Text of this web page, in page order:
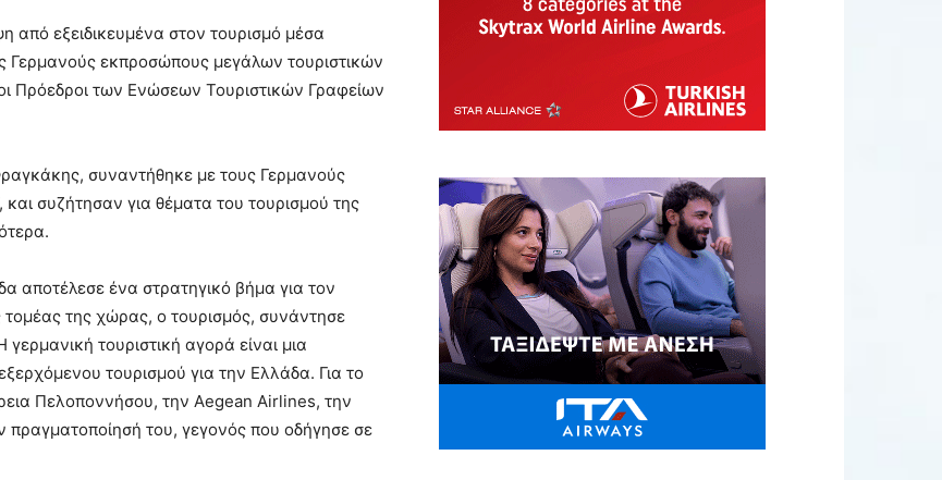
από εξειδικευμένα στον τουρισμό μέσα
Γερμανούς εκπροσώπους μεγάλων τουριστικών
Πρόεδροι των Ενώσεων Τουριστικών Γραφείων
συναντήθηκε με τους Γερμανούς
συζήτησαν για θέματα του τουρισμού της
αποτέλεσε ένα στρατηγικό βήμα για τον
τομέας της χώρας, ο τουρισμός, συνάντησε
τουριστική αγορά είναι μια
τουρισμού για την Ελλάδα. Για το
Πελοποννήσου, την Aegean Airlines, την
του, γεγονός που οδήγησε σε